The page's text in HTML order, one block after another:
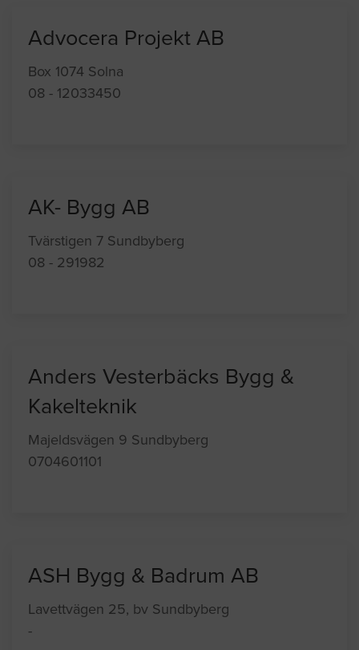
Advocera Projekt AB
Box 1074 Solna
08 - 12033450
AK- Bygg AB
Tvärstigen 7 Sundbyberg
08 - 291982
Anders Vesterbäcks Bygg &
Kakelteknik
Majeldsvägen 9 Sundbyberg
0704601101
ASH Bygg & Badrum AB
Lavettvägen 25, bv Sundbyberg
-